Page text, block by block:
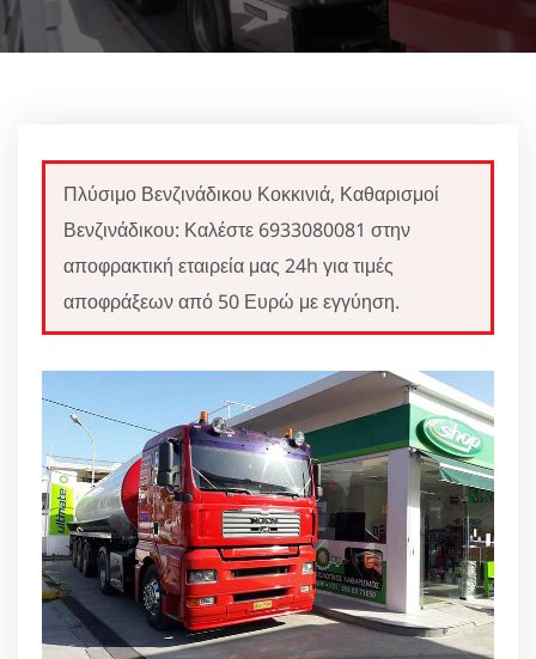
Πλύσιμο Βενζινάδικου Κοκκινιά, Καθαρισμοί
Βενζινάδικου: Καλέστε 6933080081 στην
αποφρακτική εταιρεία μας 24h για τιμές
αποφράξεων από 50 Ευρώ με εγγύηση.